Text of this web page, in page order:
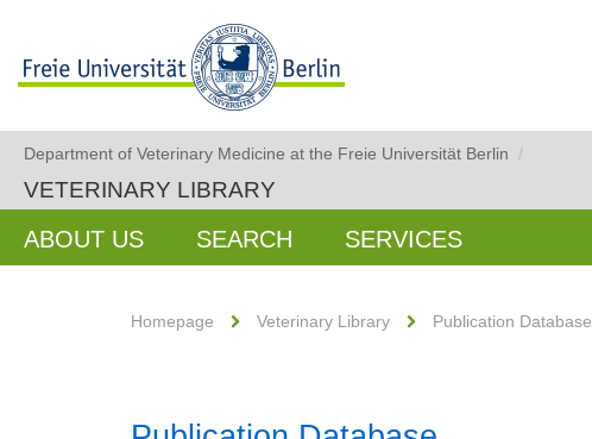
Department of Veterinary Medicine at the Freie Universität Berlin /
VETERINARY LIBRARY
ABOUT US SEARCH SERVICES
Homepage Veterinary Library Publication Database